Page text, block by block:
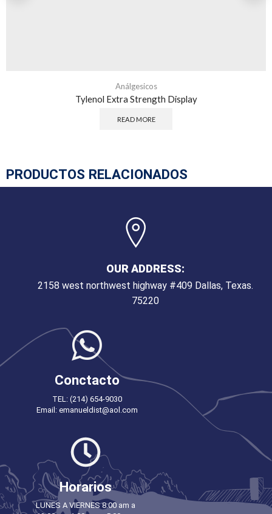
Análgesicos
Tylenol Extra Strength Display
READ MORE
PRODUCTOS RELACIONADOS
OUR ADDRESS:
2158 west northwest highway #409 Dallas, Texas.
75220
Conctacto
TEL: (214) 654-9030
Email: emanueldist@aol.com
Horarios
LUNES A VIERNES 8:00 am a